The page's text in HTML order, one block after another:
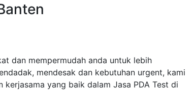
dan mempermudah anda untuk lebih
mendesak dan kebutuhan urgent, kami
yang baik dalam Jasa PDA Test di